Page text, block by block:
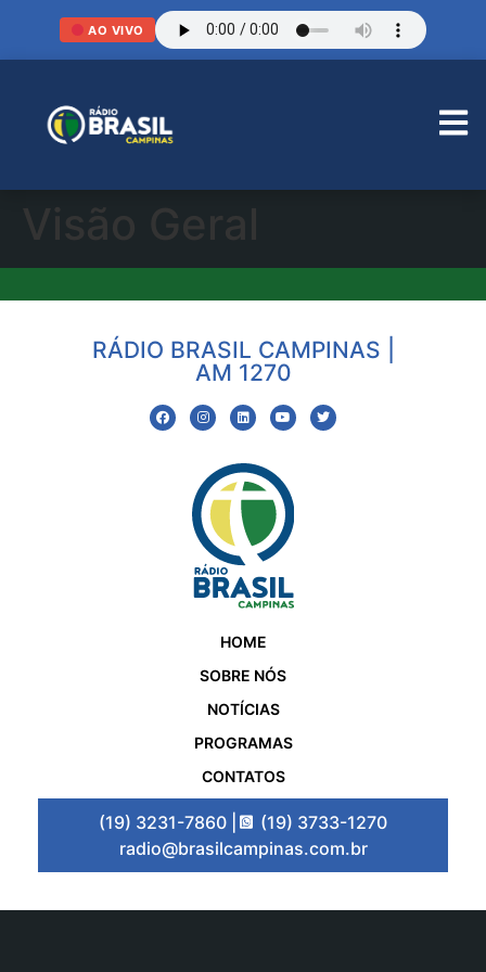
AO VIVO
Visão Geral
RÁDIO BRASIL CAMPINAS |
AM 1270
HOME
SOBRE NÓS
NOTÍCIAS
PROGRAMAS
CONTATOS
(19) 3231-7860 |
(19) 3733-1270
radio@brasilcampinas.com.br